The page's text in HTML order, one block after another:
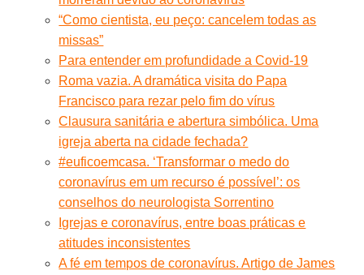
“Como cientista, eu peço: cancelem todas as
missas”
Para entender em profundidade a Covid-19
Roma vazia. A dramática visita do Papa
Francisco para rezar pelo fim do vírus
Clausura sanitária e abertura simbólica. Uma
igreja aberta na cidade fechada?
#euficoemcasa. ‘Transformar o medo do
coronavírus em um recurso é possível’: os
conselhos do neurologista Sorrentino
Igrejas e coronavírus, entre boas práticas e
atitudes inconsistentes
A fé em tempos de coronavírus. Artigo de James